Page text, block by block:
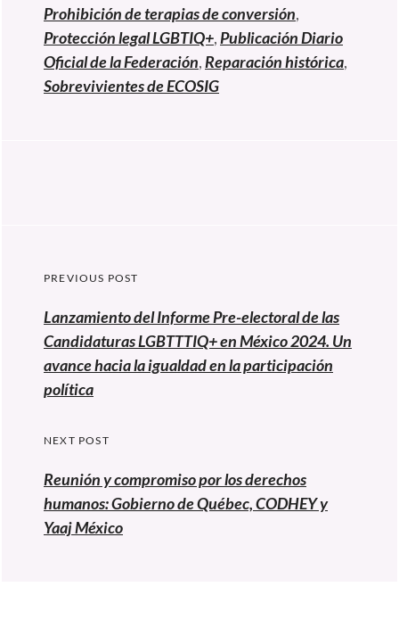
Prohibición de terapias de conversión,
Protección legal LGBTIQ+,Publicación Diario
Oficial de la Federación,Reparación histórica,
Sobrevivientes de ECOSIG
Navegación
de
entradas
PREVIOUS POST
Previous
post:
Lanzamiento del Informe Pre-electoral de las
Candidaturas LGBTTTIQ+ en México 2024. Un
avance hacia la igualdad en la participación
política
NEXT POST
Reunión y compromiso por los derechos
humanos: Gobierno de Québec, CODHEY y
Yaaj México